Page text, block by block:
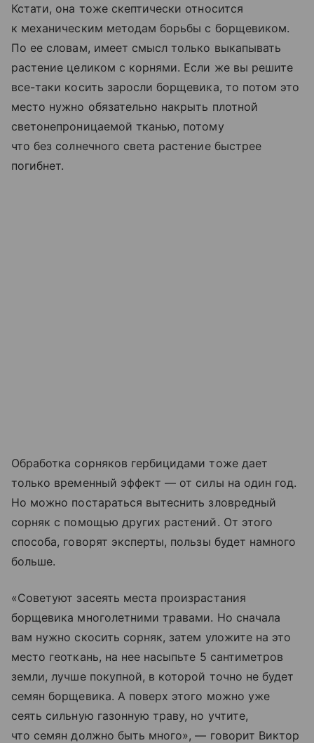
Кстати, она тоже скептически относится
к механическим методам борьбы с борщевиком.
По ее словам, имеет смысл только выкапывать
растение целиком с корнями. Если же вы решите
все-таки косить заросли борщевика, то потом это
место нужно обязательно накрыть плотной
светонепроницаемой тканью, потому
что без солнечного света растение быстрее
погибнет.
Обработка сорняков гербицидами тоже дает
только временный эффект — от силы на один год.
Но можно постараться вытеснить зловредный
сорняк с помощью других растений. От этого
способа, говорят эксперты, пользы будет намного
больше.
«Советуют засеять места произрастания
борщевика многолетними травами. Но сначала
вам нужно скосить сорняк, затем уложите на это
место геоткань, на нее насыпьте 5 сантиметров
земли, лучше покупной, в которой точно не будет
семян борщевика. А поверх этого можно уже
сеять сильную газонную траву, но учтите,
что семян должно быть много», — говорит Виктор